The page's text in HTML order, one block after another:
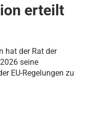
erteilt
hat der Rat der
seine
EU-Regelungen zu